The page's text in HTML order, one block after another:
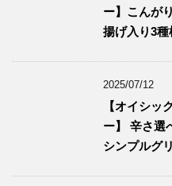
ー】こんが
揚げ入り3
2025/07/12
【オイシッ
ー】 辛さ選
シンプルグ